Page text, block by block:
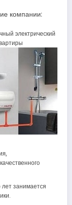
компании:
занимается